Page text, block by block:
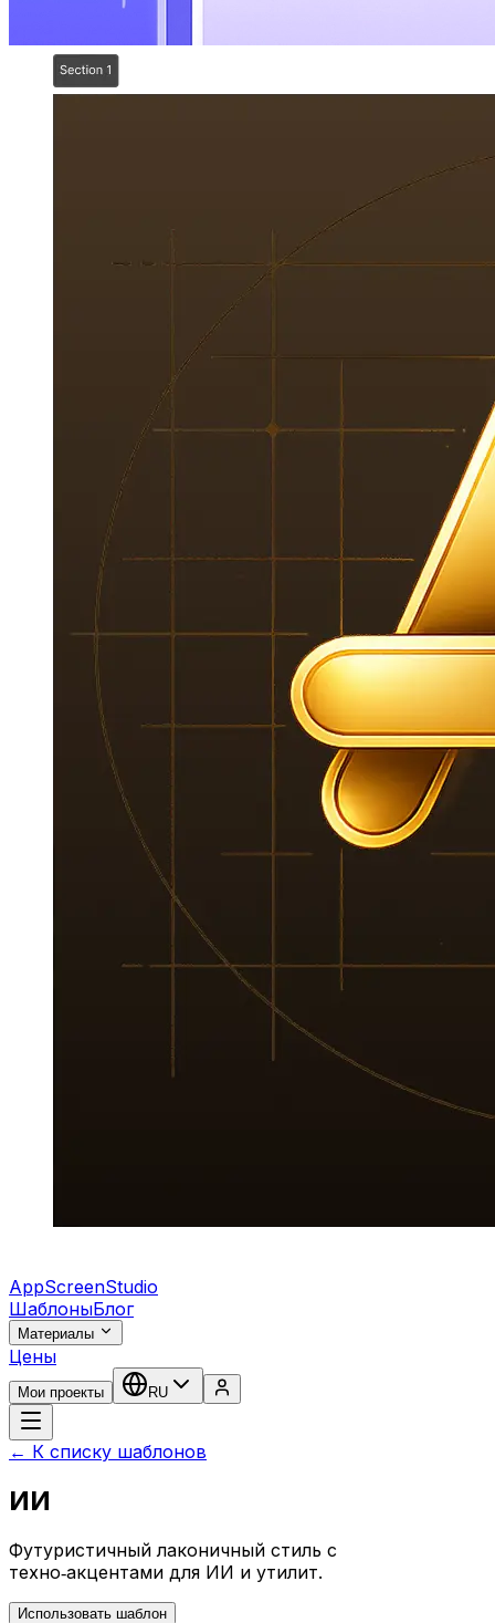
AppScreenStudio
ШаблоныБлог
Материалы
Цены
Мои проекты RU
← К списку шаблонов
ИИ
Футуристичный лаконичный стиль с
техно‑акцентами для ИИ и утилит.
Использовать шаблон